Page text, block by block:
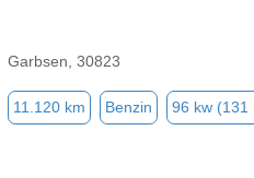
Garbsen, 30823
11.120 km Benzin 96 kw (131